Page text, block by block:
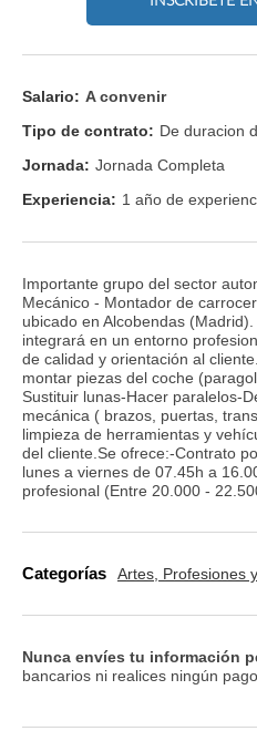
Salario: A convenir
Tipo de contrato: De duracion
Jornada: Jornada Completa
Experiencia: 1 año de
Importante grupo del sector
Mecánico - Montador de
ubicado en Alcobendas
integrará en un entorno
de calidad y orientación al
montar piezas del coche
Sustituir lunas-Hacer paralelos-
mecánica ( brazos, puertas,
limpieza de herramientas y
del cliente.Se ofrece:-Contrato
lunes a viernes de 07.45h a
profesional (Entre 20.000 -
Categorías Artes, Profesiones
Nunca envíes tu información
bancarios ni realices ningún pago